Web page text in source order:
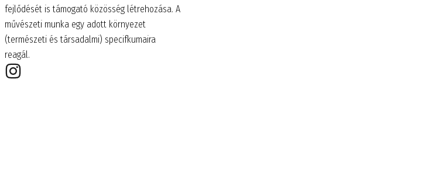
fejlődését is támogató közösség létrehozása. A
művészeti munka egy adott környezet
(természeti és társadalmi) specifkumaira
reagál.